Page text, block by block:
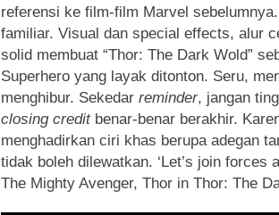
referensi ke film-film Marvel
familiar. Visual dan special effects, alur
solid membuat “Thor: The Dark Wold”
Superhero yang layak ditonton. Seru,
menghibur. Sekedar reminder, jangan
closing creditbenar-benar berakhir.
menghadirkan ciri khas berupa adegan
tidak boleh dilewatkan. ‘Let’s join forces
The Mighty Avenger, Thor in Thor: The